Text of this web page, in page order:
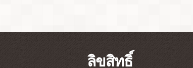
ลิขสิทธิ์